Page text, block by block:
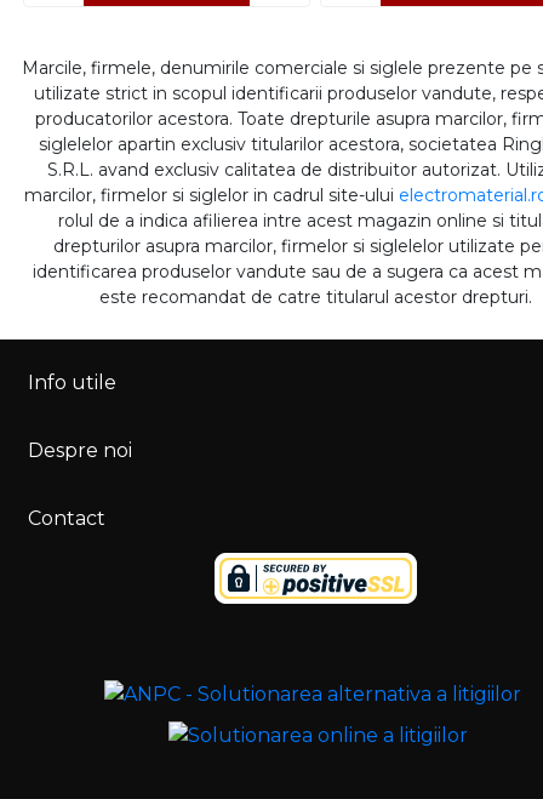
Marcile, firmele, denumirile comerciale si siglele prezente pe
utilizate strict in scopul identificarii produselor vandute,
producatorilor acestora. Toate drepturile asupra marcilor,
siglelelor apartin exclusiv titularilor acestora, societatea
S.R.L. avand exclusiv calitatea de distribuitor autorizat.
marcilor, firmelor si siglelor in cadrul site-ului
rolul de a indica afilierea intre acest magazin online si
drepturilor asupra marcilor, firmelor si siglelelor utilizate
identificarea produselor vandute sau de a sugera ca acest
este recomandat de catre titularul acestor drepturi.
Info utile
Despre noi
Contact